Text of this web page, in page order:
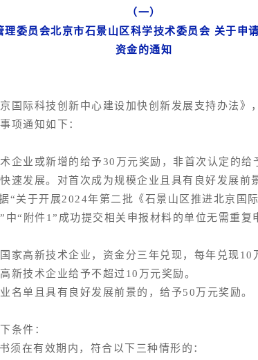
（一）
理委员会北京市石景山区科学技术委员会 关于申
资金的通知
际科技创新中心建设加快创新发展支持办法》
项通知如下：
业或新增的给予30万元奖励，非首次认定的给
发展。对首次成为规模企业且具有良好发展前
于开展2024年第二批《石景山区推进北京国
“附件1”成功提交相关申报材料的单位无需重复
高新技术企业，资金分三年兑现，每年兑现10
技术企业给予不超过10万元奖励。
单且具有良好发展前景的，给予50万元奖励。
条件：
在有效期内，符合以下三种情形的：